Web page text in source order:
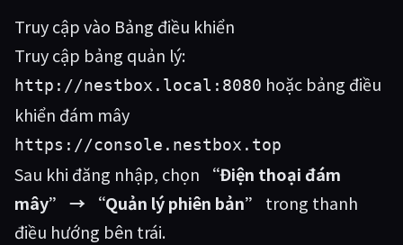
Truy cập vào Bảng điều khiển
Truy cập bảng quản lý:
http://nestbox.local:8080 hoặc bảng điều
khiển đám mây
https://console.nestbox.top
Sau khi đăng nhập, chọn
“Điện thoại đám
mây” → “Quản lý phiên bản”
trong thanh
điều hướng bên trái.